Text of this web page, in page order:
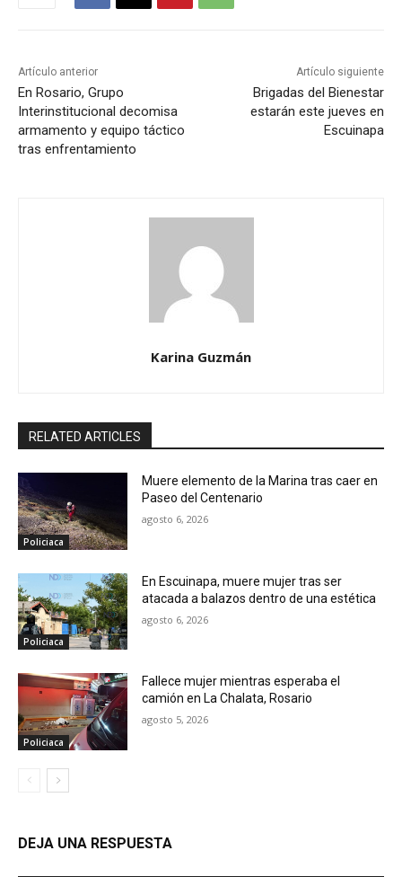
Artículo anterior
En Rosario, Grupo
Interinstitucional decomisa
armamento y equipo táctico
tras enfrentamiento
Artículo siguiente
Brigadas del Bienestar
estarán este jueves en
Escuinapa
Karina Guzmán
RELATED ARTICLES
Policiaca
Muere elemento de la Marina tras caer en
Paseo del Centenario
agosto 6, 2026
Policiaca
En Escuinapa, muere mujer tras ser
atacada a balazos dentro de una estética
agosto 6, 2026
Policiaca
Fallece mujer mientras esperaba el
camión en La Chalata, Rosario
agosto 5, 2026
DEJA UNA RESPUESTA